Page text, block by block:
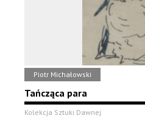
Piotr Michałowski
Tańcząca para
Kolekcja Sztuki Dawnej